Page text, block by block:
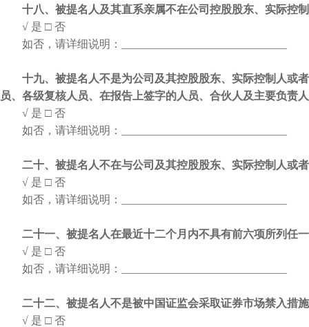
十八、被提名人及其直系亲属不在公司控股股东、实际控
√ 是 □ 否
如否，请详细说明：
十九、被提名人不是为公司及其控股股东、实际控制人或
员、各级复核人员、在报告上签字的人员、合伙人及主要负责
√ 是 □ 否
如否，请详细说明：
二十、被提名人不在与公司及其控股股东、实际控制人或
√ 是 □ 否
如否，请详细说明：
二十一、被提名人在最近十二个月内不具有前六项所列任
√ 是 □ 否
如否，请详细说明：
二十二、被提名人不是被中国证监会采取证券市场禁入措
√ 是 □ 否